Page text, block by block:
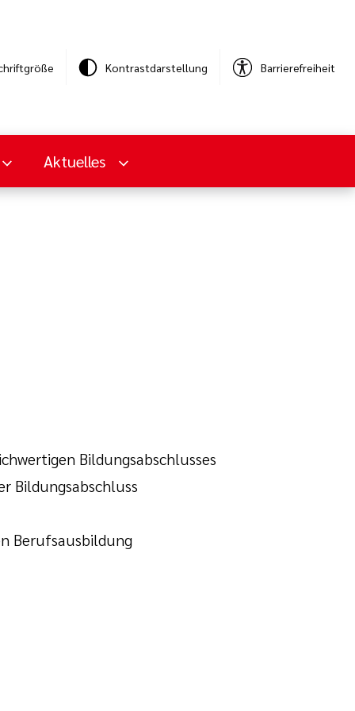
Kontrastdarstellung Barrierefreiheit
Aktuelles
Bildungsabschlusses
Bildungsabschluss
Berufsausbildung